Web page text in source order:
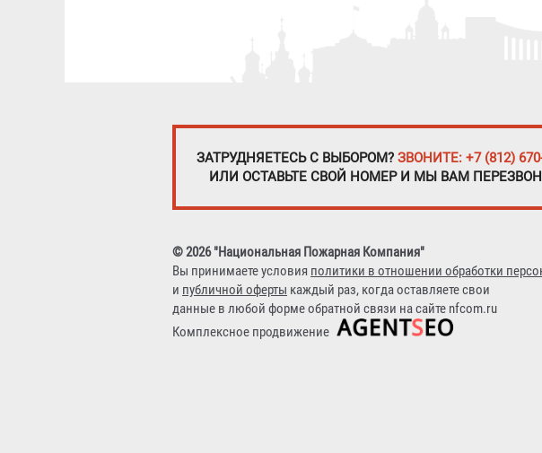
ЗАТРУДНЯЕТЕСЬ С ВЫБОРОМ? ЗВОНИТЕ: +7 (812)
ИЛИ ОСТАВЬТЕ СВОЙ НОМЕР И МЫ ВАМ
© 2026 "Национальная Пожарная Компания"
Вы принимаете условия политики в отношении обработки
и публичной оферты каждый раз, когда оставляете свои
данные в любой форме обратной связи на сайте nfcom.ru
Комплексное продвижение